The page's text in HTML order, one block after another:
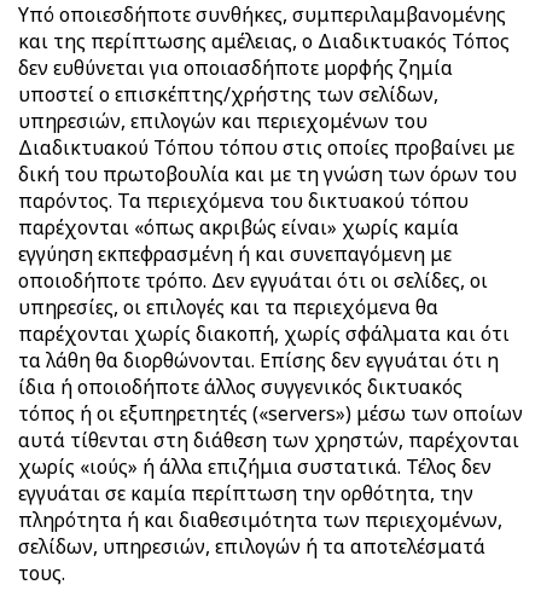
Υπό οποιεσδήποτε συνθήκες, συμπεριλαμβανομένης
και της περίπτωσης αμέλειας, ο Διαδικτυακός Τόπος
δεν ευθύνεται για οποιασδήποτε μορφής ζημία
υποστεί ο επισκέπτης/χρήστης των σελίδων,
υπηρεσιών, επιλογών και περιεχομένων του
Διαδικτυακού Τόπου τόπου στις οποίες προβαίνει με
δική του πρωτοβουλία και με τη γνώση των όρων του
παρόντος. Τα περιεχόμενα του δικτυακού τόπου
παρέχονται «όπως ακριβώς είναι» χωρίς καμία
εγγύηση εκπεφρασμένη ή και συνεπαγόμενη με
οποιοδήποτε τρόπο. Δεν εγγυάται ότι οι σελίδες, οι
υπηρεσίες, οι επιλογές και τα περιεχόμενα θα
παρέχονται χωρίς διακοπή, χωρίς σφάλματα και ότι
τα λάθη θα διορθώνονται. Επίσης δεν εγγυάται ότι η
ίδια ή οποιοδήποτε άλλος συγγενικός δικτυακός
τόπος ή οι εξυπηρετητές («servers») μέσω των οποίων
αυτά τίθενται στη διάθεση των χρηστών, παρέχονται
χωρίς «ιούς» ή άλλα επιζήμια συστατικά. Τέλος δεν
εγγυάται σε καμία περίπτωση την ορθότητα, την
πληρότητα ή και διαθεσιμότητα των περιεχομένων,
σελίδων, υπηρεσιών, επιλογών ή τα αποτελέσματά
τους.